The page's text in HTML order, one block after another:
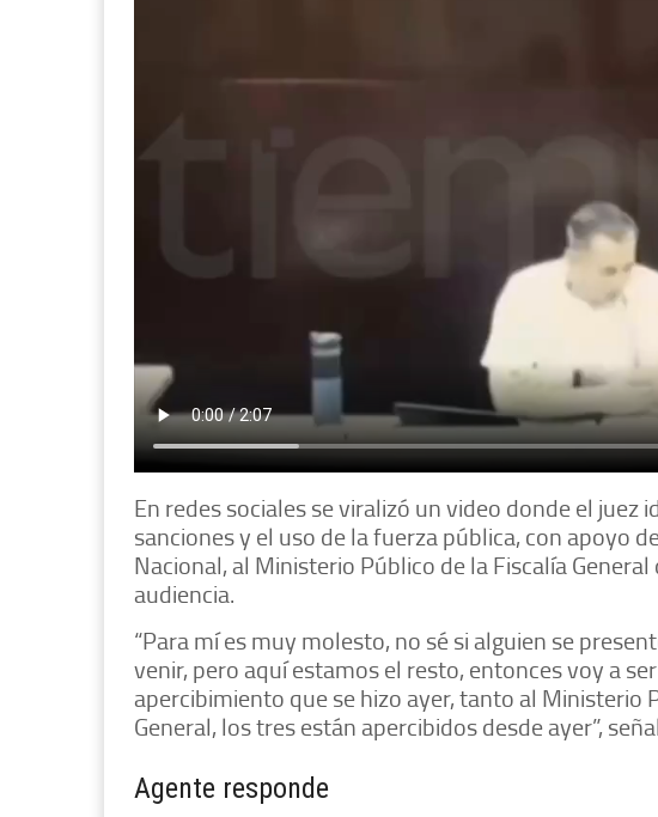
En redes sociales se viralizó un video donde el juez
sanciones y el uso de la fuerza pública, con apoyo
Nacional, al Ministerio Público de la Fiscalía
audiencia.
“Para mí es muy molesto, no sé si alguien se
venir, pero aquí estamos el resto, entonces voy a
apercibimiento que se hizo ayer, tanto al Ministerio
General, los tres están apercibidos desde ayer”,
Agente responde